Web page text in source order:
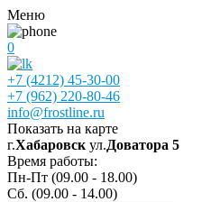
Меню
0
+7 (4212) 45-30-00
+7 (962) 220-80-46
info@frostline.ru
Показать на карте
г.Хабаровск ул.Доватора 5
Время работы:
Пн-Пт (09.00 - 18.00)
Сб. (09.00 - 14.00)